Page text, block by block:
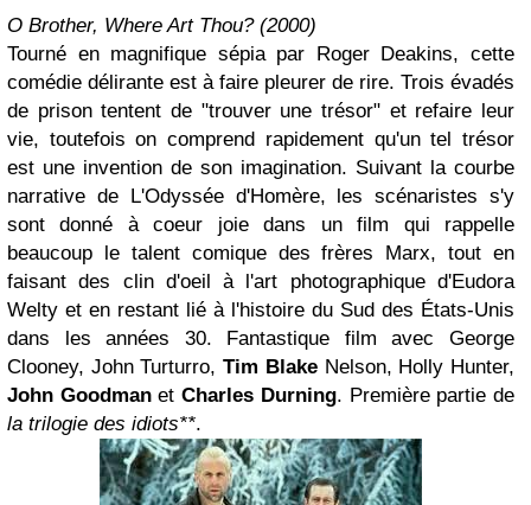
O Brother, Where Art Thou? (2000)
Tourné en magnifique sépia par Roger Deakins, cette
comédie délirante est à faire pleurer de rire. Trois évadés
de prison tentent de "trouver une trésor" et refaire leur
vie, toutefois on comprend rapidement qu'un tel trésor
est une invention de son imagination. Suivant la courbe
narrative de L'Odyssée d'Homère, les scénaristes s'y
sont donné à coeur joie dans un film qui rappelle
beaucoup le talent comique des frères Marx, tout en
faisant des clin d'oeil à l'art photographique d'Eudora
Welty et en restant lié à l'histoire du Sud des États-Unis
dans les années 30. Fantastique film avec George
Clooney, John Turturro,Tim BlakeNelson, Holly Hunter,
John GoodmanetCharles Durning. Première partie de
la trilogie des idiots**.